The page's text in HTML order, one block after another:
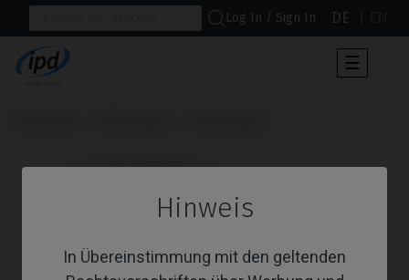
Hinweis
In Übereinstimmung mit den geltenden
Log In / Sign In DE
der
☰
                      Schraubendreher